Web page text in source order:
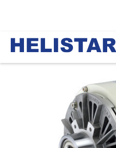
首頁 產品 對軸型磁粉離合器